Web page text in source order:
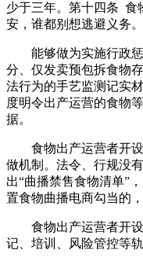
少于三年。第十四条 食
安，谁都别想逃避义务
能够做为实施行政惩
分、仅发卖预包拆食物
法行为的手艺监测记实
度明令出产运营的食物
据。
食物出产运营者开设
做机制。法令、行规没
出“曲播禁售食物清单”
置食物曲播电商勾当的
食物出产运营者开设
记、培训、风险管控等